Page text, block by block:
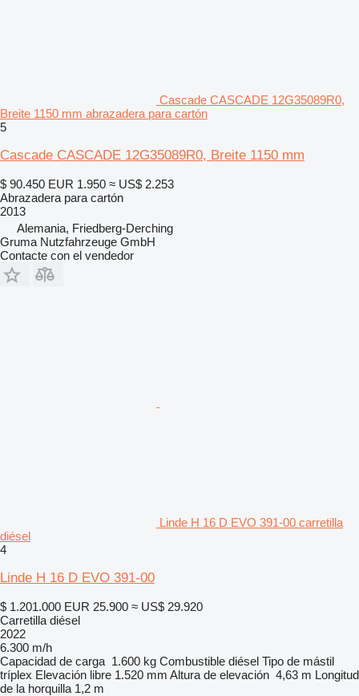
Cascade CASCADE 12G35089R0,
Breite 1150 mm abrazadera para cartón
5
Cascade CASCADE 12G35089R0, Breite 1150 mm
$ 90.450 EUR 1.950 ≈ US$ 2.253
Abrazadera para cartón
2013
Alemania, Friedberg-Derching
Gruma Nutzfahrzeuge GmbH
Contacte con el vendedor
Linde H 16 D EVO 391-00 carretilla
diésel
4
Linde H 16 D EVO 391-00
$ 1.201.000 EUR 25.900 ≈ US$ 29.920
Carretilla diésel
2022
6.300 m/h
Capacidad de carga 1.600 kg Combustible diésel Tipo de mástil
tríplex Elevación libre 1.520 mm Altura de elevación 4,63 m Longitud
de la horquilla 1,2 m